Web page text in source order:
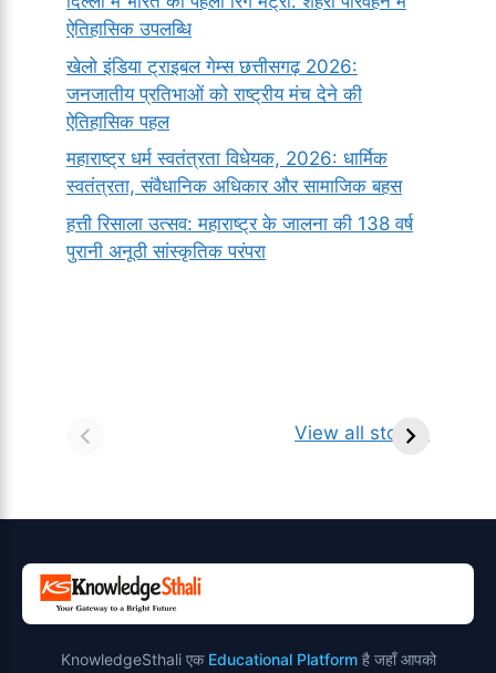
ऐतिहासिक उपलब्धि
खेलो इंडिया ट्राइबल गेम्स छत्तीसगढ़ 2026:
जनजातीय प्रतिभाओं को राष्ट्रीय मंच देने की
ऐतिहासिक पहल
महाराष्ट्र धर्म स्वतंत्रता विधेयक, 2026: धार्मिक
स्वतंत्रता, संवैधानिक अधिकार और सामाजिक बहस
हत्ती रिसाला उत्सव: महाराष्ट्र के जालना की 138 वर्ष
पुरानी अनूठी सांस्कृतिक परंपरा
View all stories
किसे कहते है?
ज्योतिर्लिंग | नाम,
KnowledgeSthali एक Educational Platformहै जहाँ आपको